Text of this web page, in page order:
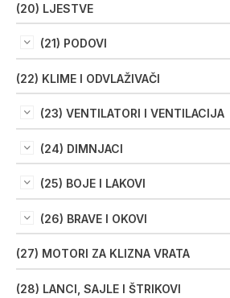
(20) LJESTVE
(21) PODOVI
(22) KLIME I ODVLAŽIVAČI
(23) VENTILATORI I VENTILACIJA
(24) DIMNJACI
(25) BOJE I LAKOVI
(26) BRAVE I OKOVI
(27) MOTORI ZA KLIZNA VRATA
(28) LANCI, SAJLE I ŠTRIKOVI